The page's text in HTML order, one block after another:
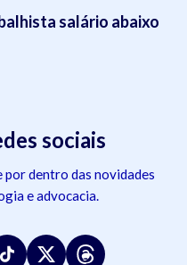
salário abaixo
sociais
por dentro das novidades
e advocacia.